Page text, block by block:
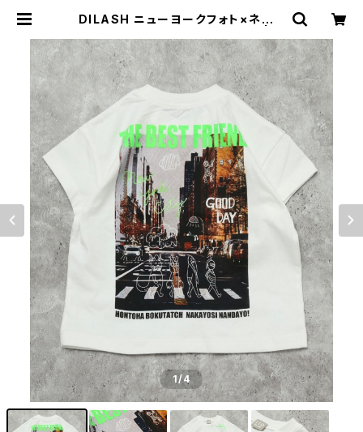
DILASH ニューヨークフォト×ネオン
erinet
1/4